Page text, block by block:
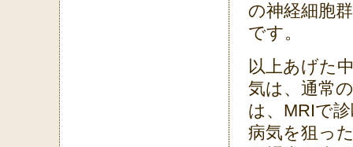
の神経細胞
です。
以上あげた
気は、通常
は、MRIで
病気を狙っ